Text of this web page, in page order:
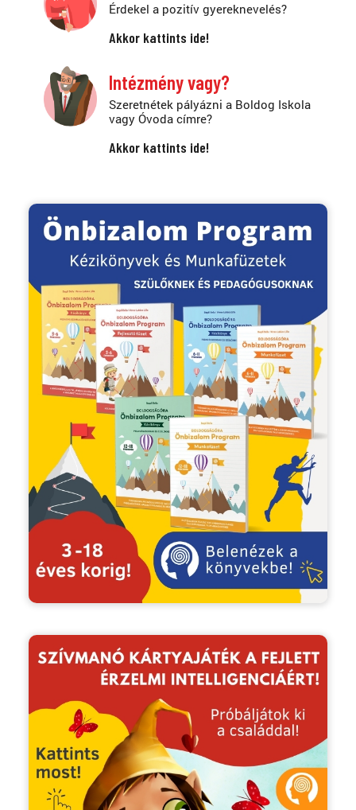
Érdekel a pozitív gyereknevelés?
Akkor kattints ide!
Intézmény vagy?
Szeretnétek pályázni a Boldog Iskola
vagy Óvoda címre?
Akkor kattints ide!